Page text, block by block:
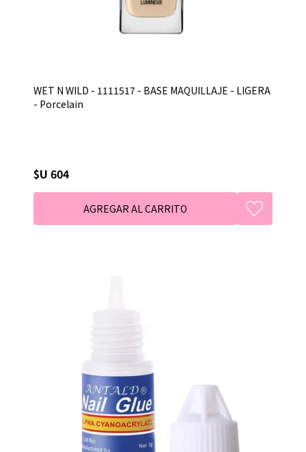
WET N WILD - 1111517 - BASE MAQUILLAJE - LIGERA
- Porcelain
$U 604